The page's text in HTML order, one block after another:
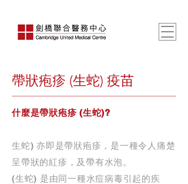
帶狀疱疹 (生蛇) 疫苗
什麼是帶狀疱疹 (生蛇)?
生蛇) 亦即是帶狀疱疹，是一種令人痛楚
呈帶狀的紅疹，及帶有水泡。
(生蛇) 是由同一種水痘病毒引起的疾